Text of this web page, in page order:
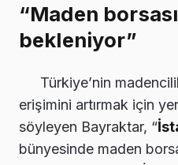
“Maden
bekleniyor”
Türkiye’nin
erişimini artırmak için
söyleyen Bayraktar, “
bünyesinde maden